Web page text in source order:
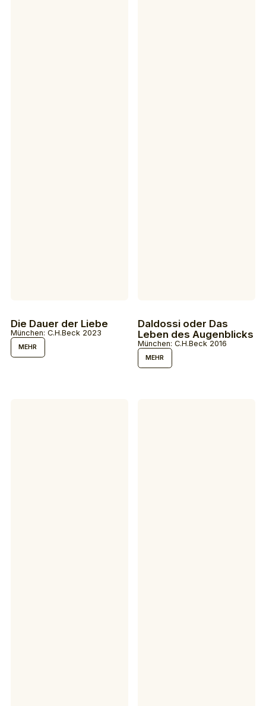
Die Dauer der Liebe
München: C.H.Beck 2023
MEHR
Daldossi oder Das
Leben des Augenblicks
München: C.H.Beck 2016
MEHR